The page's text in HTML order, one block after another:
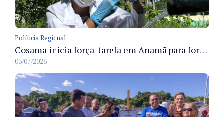
Políticia Regional
Cosama inicia força-tarefa em Anamã para fortalecer abastecimento de água e segurança hídrica da população
03/07/2026